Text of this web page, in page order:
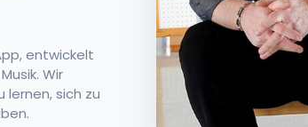
entwickelt
Wir
sich zu